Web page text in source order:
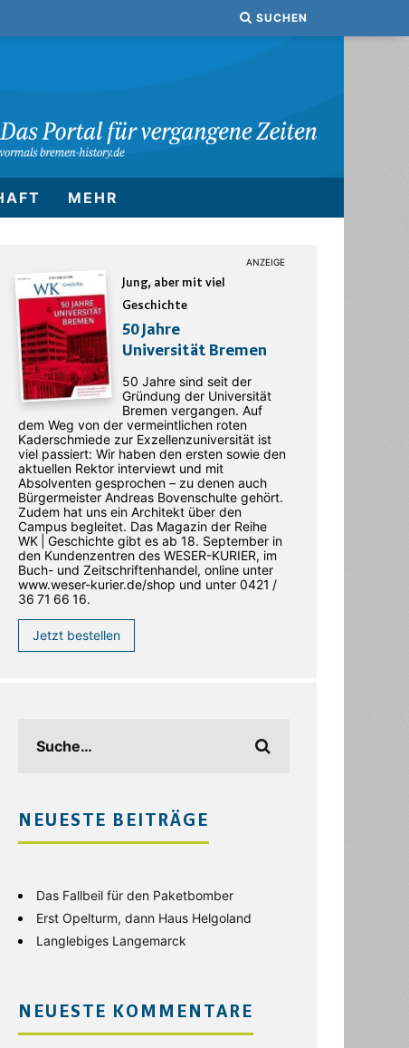
SUCHEN
MEHR
Jung, aber mit viel
Geschichte
50 Jahre
Universität Bremen
50 Jahre sind seit der
Gründung der Universität
Bremen vergangen. Auf
dem Weg von der vermeintlichen roten
Kaderschmiede zur Exzellenzuniversität ist
viel passiert: Wir haben den ersten sowie den
aktuellen Rektor interviewt und mit
Absolventen gesprochen – zu denen auch
Bürgermeister Andreas Bovenschulte gehört.
Zudem hat uns ein Architekt über den
Campus begleitet. Das Magazin der Reihe
WK | Geschichte gibt es ab 18. September in
den ­Kundenzentren des WESER-­KURIER, im
Buch- und Zeitschriftenhandel, online unter
www.weser-kurier.de/shop und unter 0421 /
36 71 66 16.
Jetzt bestellen
NEUESTE BEITRÄGE
Das Fallbeil für den Paketbomber
Erst Opelturm, dann Haus Helgoland
Langlebiges Langemarck
NEUESTE KOMMENTARE